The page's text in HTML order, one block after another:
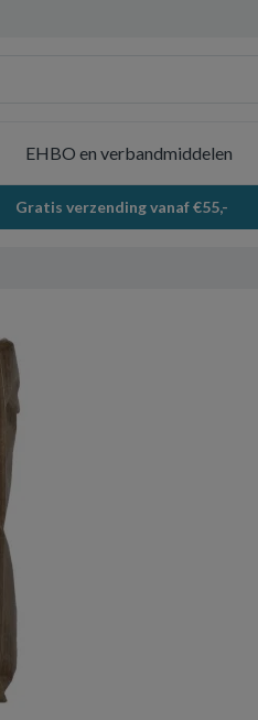
EHBO en verbandmiddelen
Gratis verzending vanaf €55,-